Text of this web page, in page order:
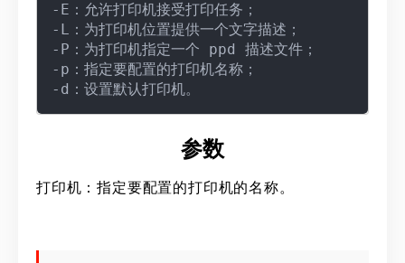
-E：允许打印机接受打印任务；
-L：为打印机位置提供一个文字描述；
-P：为打印机指定一个 ppd 描述文件；
-p：指定要配置的打印机名称；
参数
打印机：指定要配置的打印机的名称。